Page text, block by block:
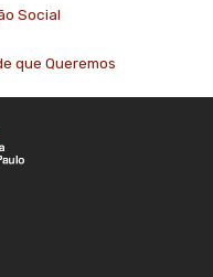
Social
que Queremos